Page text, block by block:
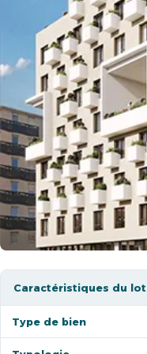
Caractéristiques du lot
Type de bien